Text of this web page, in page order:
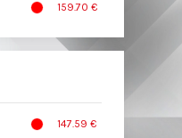
159.70 €
147.59 €